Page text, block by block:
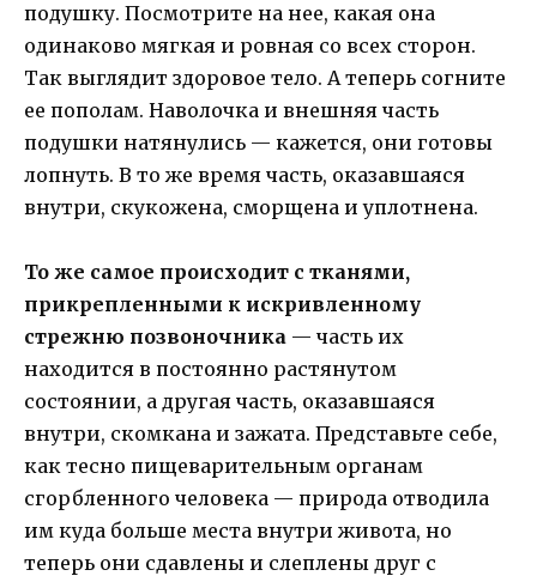
подушку. Посмотрите на нее, какая она
одинаково мягкая и ровная со всех сторон.
Так выглядит здоровое тело. А теперь согните
ее пополам. Наволочка и внешняя часть
подушки натянулись — кажется, они готовы
лопнуть. В то же время часть, оказавшаяся
внутри, скукожена, сморщена и уплотнена.
То же самое происходит с тканями,
прикрепленными к искривленному
стрежню позвоночника — часть их
находится в постоянно растянутом
состоянии, а другая часть, оказавшаяся
внутри, скомкана и зажата. Представьте себе,
как тесно пищеварительным органам
сгорбленного человека — природа отводила
им куда больше места внутри живота, но
теперь они сдавлены и слеплены друг с